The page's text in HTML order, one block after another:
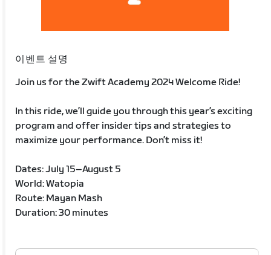
이벤트 설명
Join us for the Zwift Academy 2024 Welcome Ride!
In this ride, we’ll guide you through this year’s exciting
program and offer insider tips and strategies to
maximize your performance. Don’t miss it!
Dates: July 15–August 5
World: Watopia
Route: Mayan Mash
Duration: 30 minutes